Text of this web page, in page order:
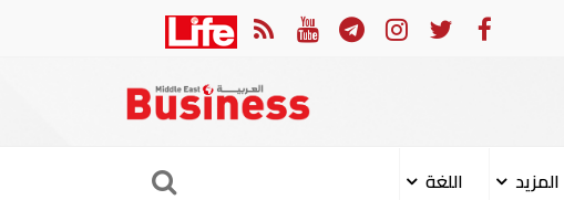
الحرس الثوري: إعادة فتح مضيق هرمز مرهونة بقبول واشنطن الكامل لشروط طهران
المزيد
اللغة